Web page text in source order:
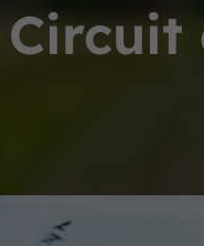
Circuit